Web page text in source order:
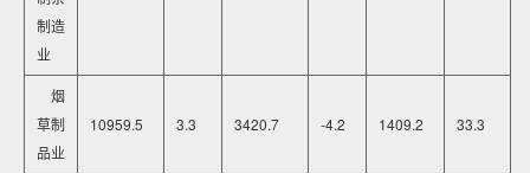
制造
业
烟
草制
品业
10959.5 3.3 3420.7 -4.2 1409.2 33.3